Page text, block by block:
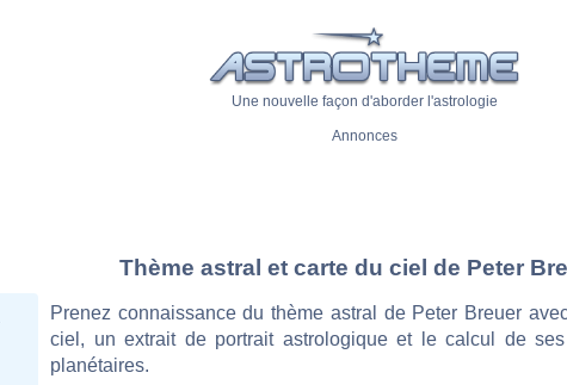
Une nouvelle façon d'aborder l'astrologie
Annonces
Thème astral et carte du ciel de Peter
Prenez connaissance du thème astral de Peter Breuer
ciel, un extrait de portrait astrologique et le calcul de
planétaires.